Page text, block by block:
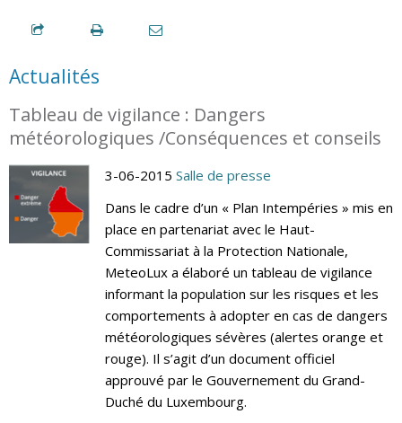
Actualités
Tableau de vigilance : Dangers
météorologiques /Conséquences et conseils
3-06-2015 Salle de presse
Dans le cadre d’un « Plan Intempéries » mis en
place en partenariat avec le Haut-
Commissariat à la Protection Nationale,
MeteoLux a élaboré un tableau de vigilance
informant la population sur les risques et les
comportements à adopter en cas de dangers
météorologiques sévères (alertes orange et
rouge). Il s’agit d’un document officiel
approuvé par le Gouvernement du Grand-
Duché du Luxembourg.